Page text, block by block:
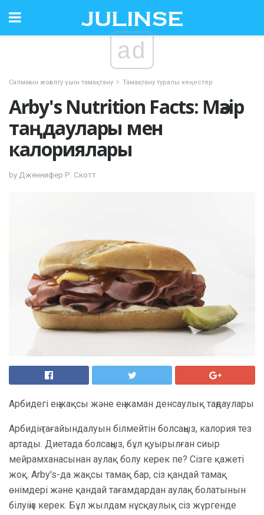
ad
Салмағын жоғалту үшін тамақтану Тамақтану туралы кеңестер
Arby's Nutrition Facts: Мәзір
таңдаулары мен
калориялары
by Дженнифер Р. Скотт
Арбидегі ең жақсы және ең жаман денсаулық таңдаулары
Арбидің тағайындалуын білмейтін болсаңыз, калория тез
артады. Диетада болсаңыз, бұл қуырылған сиыр
мейрамханасынан аулақ болу керек пе? Сізге қажеті
жоқ. Arby's-да жақсы тамақ бар, сіз қандай тамақ
өнімдері және қандай тағамдардан аулақ болатынын
білуіңіз керек. Бұл жылдам нұсқаулық сіз жүргенде